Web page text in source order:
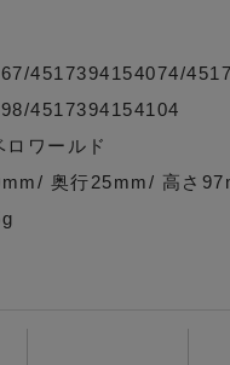
4517394154074/
4517394154104
ロワールド
奥行25mm/ 高さ